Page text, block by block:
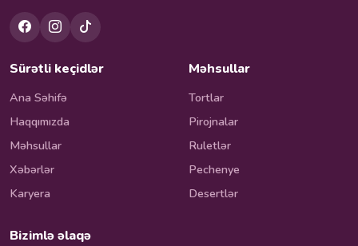
Sürətli keçidlər
Ana Səhifə
Haqqımızda
Məhsullar
Xəbərlər
Karyera
Məhsullar
Tortlar
Pirojnalar
Ruletlər
Pechenye
Desertlər
Bizimlə əlaqə